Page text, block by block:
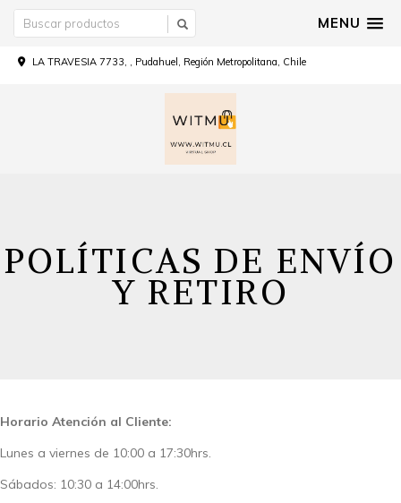
MENU
LA TRAVESIA 7733, , Pudahuel, Región Metropolitana, Chile
POLÍTICAS DE ENVÍO
Y RETIRO
Horario Atención al Cliente:
Lunes a viernes de 10:00 a 17:30hrs.
Sábados: 10:30 a 14:00hrs.